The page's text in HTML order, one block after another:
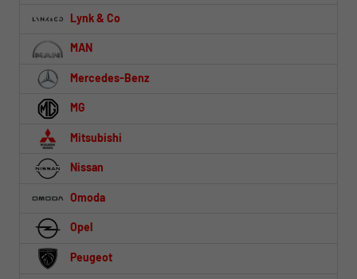
Lynk & Co
MAN
Mercedes-Benz
MG
Mitsubishi
Nissan
Omoda
Opel
Peugeot